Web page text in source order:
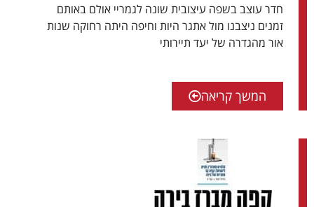
חדר עוצב בשפה עיצובית שונה לגמריי אולם באותם
זמנים ניצבנו מול אתגר היות וחיפה היתה רחוקה שנות
אור מהגדרה של יעד תיירותי
המשך קריאה